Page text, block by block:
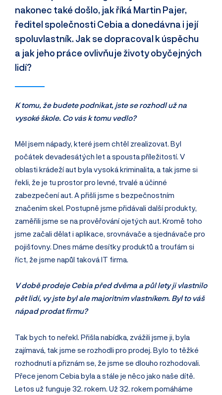
nakonec také došlo, jak říká Martin Pajer,
ředitel společnosti Cebia a donedávna i její
spoluvlastník. Jak se dopracoval k úspěchu
a jak jeho práce ovlivňuje životy obyčejných
lidí?
K tomu, že budete podnikat, jste se rozhodl už na
vysoké škole. Co vás k tomu vedlo?
Měl jsem nápady, které jsem chtěl zrealizovat. Byl
počátek devadesátých let a spousta příležitostí. V
oblasti krádeží aut byla vysoká kriminalita, a tak jsme si
řekli, že je tu prostor pro levné, trvalé a účinné
zabezpečení aut. A přišli jsme s bezpečnostním
značením skel. Postupně jsme přidávali další produkty,
zaměřili jsme se na prověřování ojetých aut. Kromě toho
jsme začali dělat i aplikace, srovnávače a sjednávače pro
pojišťovny. Dnes máme desítky produktů a troufám si
říct, že jsme napůl taková IT firma.
V době prodeje Cebia před dvěma a půl lety ji vlastnilo
pět lidí, vy jste byl ale majoritním vlastníkem. Byl to váš
nápad prodat firmu?
Tak bych to neřekl. Přišla nabídka, zvážili jsme ji, byla
zajímavá, tak jsme se rozhodli pro prodej. Bylo to těžké
rozhodnutí a přiznám se, že jsme se dlouho rozhodovali.
Přece jenom Cebia byla a stále je něco jako naše dítě.
Letos už funguje 32. rokem. Už 32. rokem pomáháme